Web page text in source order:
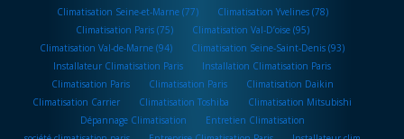
Climatisation Seine-et-Marne (77)
Climatisation Yvelines (78)
Climatisation Paris (75)
Climatisation Val-D’oise (95)
Climatisation Val-de-Marne (94)
Climatisation Seine-Saint-Denis (93)
Installateur Climatisation Paris
Installation Climatisation Paris
Climatisation Paris
Climatisation Paris
Climatisation Daikin
Climatisation Carrier
Climatisation Toshiba
Climatisation Mitsubishi
Dépannage Climatisation
Entretien Climatisation